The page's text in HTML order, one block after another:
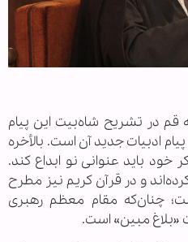
در تشریح شاه‌بیت این پیام
ادبیات جدید آن است. بالأخره
باید عنوانی نو ابداع کند.
و در قرآن کریم نیز مطرح
چنان‌که مقام معظم رهبری
«بلاغ مبین» است.